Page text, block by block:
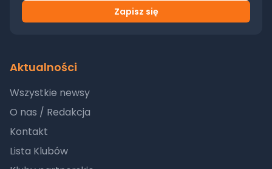
Zapisz się
Aktualności
Wszystkie newsy
O nas / Redakcja
Kontakt
Lista Klubów